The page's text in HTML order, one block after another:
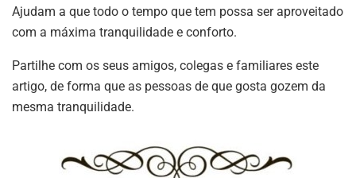
Ajudam a que todo o tempo que tem possa ser aproveitado
com a máxima tranquilidade e conforto.
Partilhe com os seus amigos, colegas e familiares este
artigo, de forma que as pessoas de que gosta gozem da
mesma tranquilidade.